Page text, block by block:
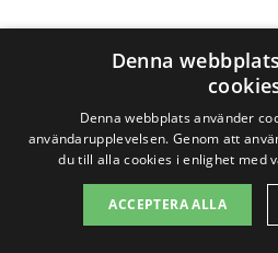
En krans av
bortgången vän
Färgglada tulpaner
våren.
Denna
Denna webbplats använder
användarupplevelsen. Genom att
du till alla cookies i enlighet med
ACCEPTERA ALLA